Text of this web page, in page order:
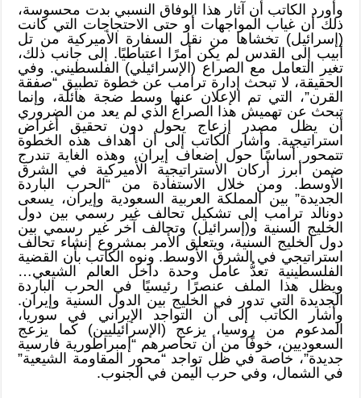
وأورد الكاتب أن آثار هذا الوفاق النسبي بدت محسوسة،
ذلك أن غياب المواجهات أو حتى الاحتجاجات التي كانت
(إسرائيل) تخشاها من نقل السفارة الأميركية من تل
أبيب إلى القدس لم يكن أمرًا اعتباطيًا. إلى جانب ذلك،
تغير التعامل مع الصراع (الإسرائيلي) الفلسطيني. وفي
الحقيقة، لا تبحث إدارة ترامب عن خطوة تطبيق “صفقة
القرن”، التي تم الإعلان عنها وسط ضجة هائلة، وإنما
تبحث عن تهميش هذا الصراع الذي لم يعد من الضروري
أن يظل مصدر إزعاج يحول دون تحقيق أغراض
استراتيجية. وأشار الكاتب إلى أن أهداف هذه الخطوة
تتمحور أساسًا حول إضعاف إيران، وهذه الغاية تندرج
ضمن أبرز أركان الاستراتيجية الأميركية في الشرق
الأوسط. ومن خلال الاستفادة من “الحرب الباردة
الجديدة” بين المملكة العربية السعودية وإيران، يسعى
دونالد ترامب إلى تشكيل تحالف غير رسمي بين دول
الخليج السنية و(إسرائيل) وتحالف آخر غير رسمي بين
دول الخليج السنية، ويتعلق الأمر بمشروع إنشاء تحالف
استراتيجي في الشرق الأوسط. ونوه الكاتب بأن القضية
الفلسطينية تعدُّ عامل وحدة داخل العالم الشيعي…
ويظل هذا الملف عنصرًا رئيسيًا في الحرب الباردة
الجديدة التي تدور في الخليج بين الدول السنية وإيران.
وأشار الكاتب إلى أن التواجد الإيراني في سوريا،
المدعوم من روسيا، يزعج (الإسرائيليين) كما يزعج
السعوديين، خوفًا من أن تحاصرهم “إمبراطورية فارسية
جديدة”، خاصة في ظل تواجد “محور المقاومة الشيعية”
في الشمال، وفي حرب اليمن في الجنوب.